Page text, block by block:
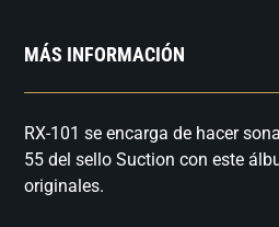
MÁS INFORMACIÓN
RX-101 se encarga de hacer
55 del sello Suction con este
originales.